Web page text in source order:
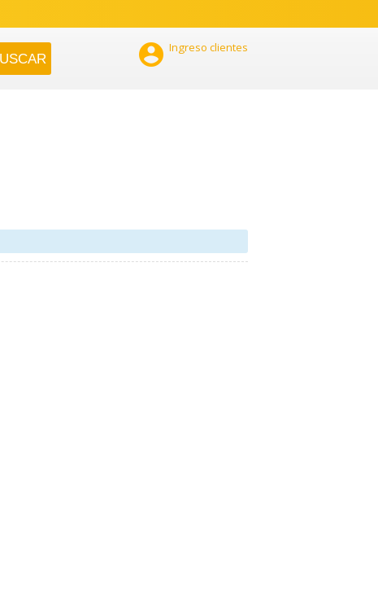
 Ingreso clientes